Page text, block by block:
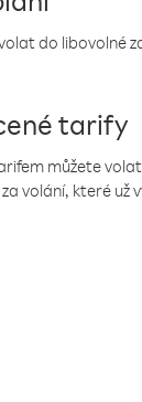
do libovolné
tarify
můžete
volání, které už